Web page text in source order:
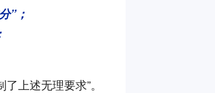
”；
上述无理要求”。